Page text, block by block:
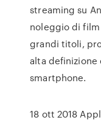
streaming su
noleggio di
grandi titoli,
alta
smartphone.
18 ott 2018